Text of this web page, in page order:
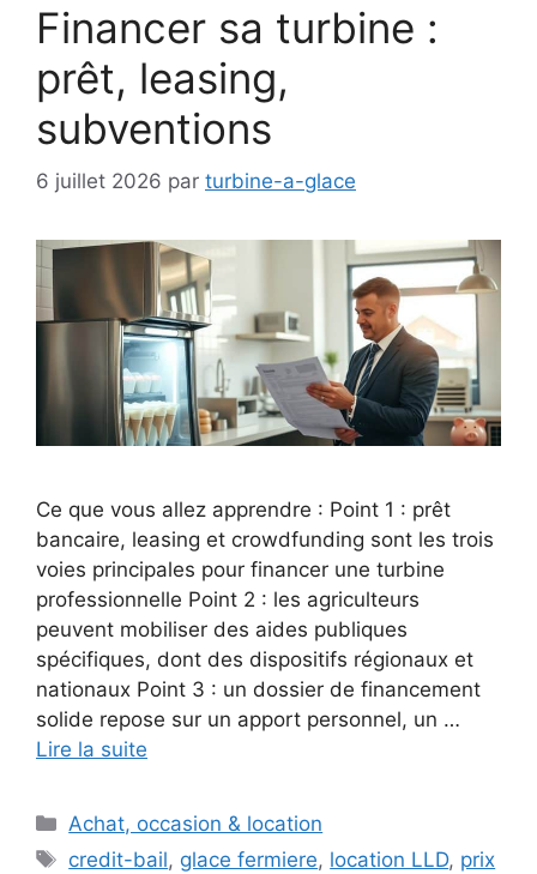
Financer sa turbine :
prêt, leasing,
subventions
6 juillet 2026 par turbine-a-glace
Ce que vous allez apprendre : Point 1 : prêt
bancaire, leasing et crowdfunding sont les trois
voies principales pour financer une turbine
professionnelle Point 2 : les agriculteurs
peuvent mobiliser des aides publiques
spécifiques, dont des dispositifs régionaux et
nationaux Point 3 : un dossier de financement
solide repose sur un apport personnel, un …
Lire la suite
Catégories
Achat, occasion & location
Étiquettes
credit-bail, glace fermiere, location LLD, prix